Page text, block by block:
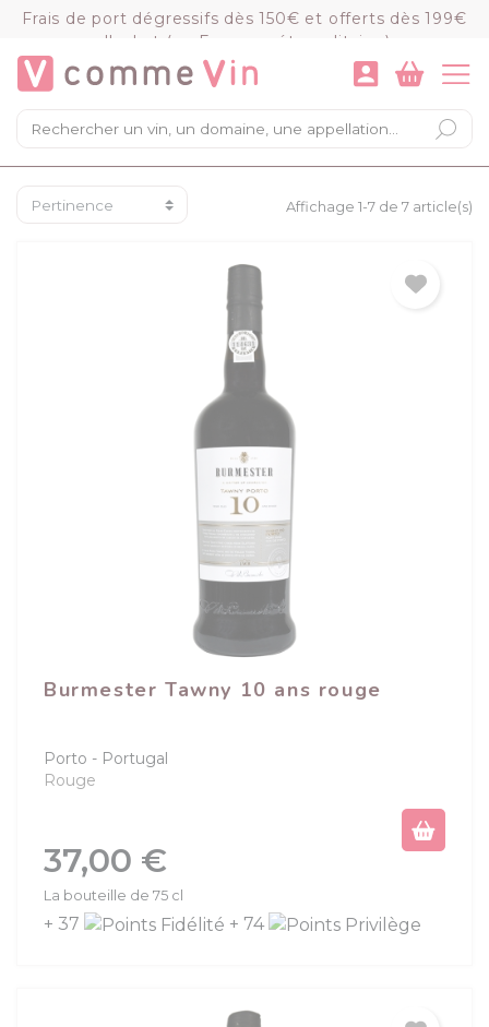
Frais de port dégressifs dès 150€ et offerts dès 199€
d'achat (en France métropolitaine)
×
Mon panier
Chargement du panier...
VOIR LE PANIER COMMANDER
Affichage 1-7 de 7 article(s)
Burmester Tawny 10 ans rouge
Porto
Portugal
Rouge
Prix
37,00 €
La bouteille de 75 cl
+ 37 + 74
Panneau de gestion des cookies